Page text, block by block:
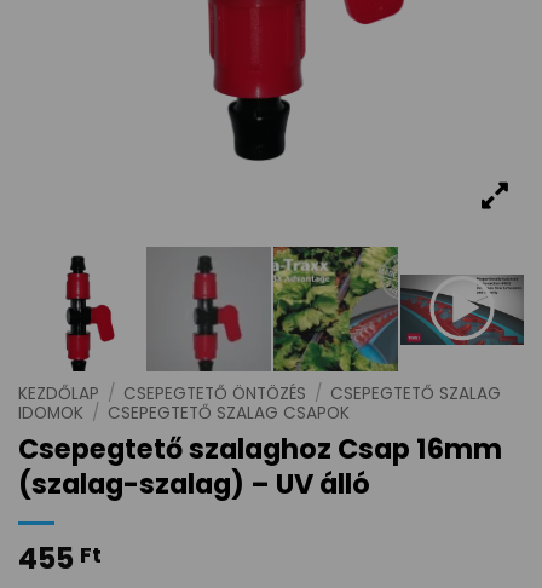
KEZDŐLAP / CSEPEGTETŐ ÖNTÖZÉS / CSEPEGTETŐ SZALAG
IDOMOK / CSEPEGTETŐ SZALAG CSAPOK
Csepegtető szalaghoz Csap 16mm
(szalag-szalag) – UV álló
455 Ft